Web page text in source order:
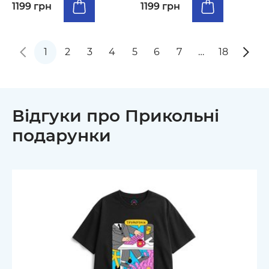
1199 грн 1199 грн
1 2 3 4 5 6 7 … 18
Відгуки про Прикольні
подарунки